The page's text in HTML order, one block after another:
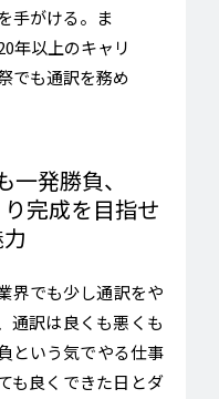
手がける。ま
年以上のキャリ
でも通訳を務め
発勝負、
完成を目指せ
界でも少し通訳をや
通訳は良くも悪くも
という気でやる仕事
も良くできた日とダ